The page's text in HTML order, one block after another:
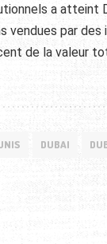
a atteint
par
de la valeur
DUBAI